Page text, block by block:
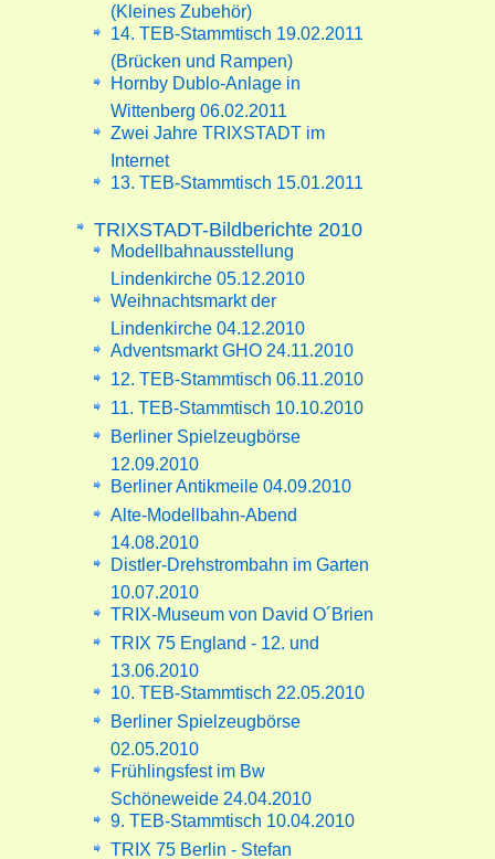
(Kleines Zubehör)
14. TEB-Stammtisch 19.02.2011
(Brücken und Rampen)
Hornby Dublo-Anlage in
Wittenberg 06.02.2011
Zwei Jahre TRIXSTADT im
Internet
13. TEB-Stammtisch 15.01.2011
TRIXSTADT-Bildberichte 2010
Modellbahnausstellung
Lindenkirche 05.12.2010
Weihnachtsmarkt der
Lindenkirche 04.12.2010
Adventsmarkt GHO 24.11.2010
12. TEB-Stammtisch 06.11.2010
11. TEB-Stammtisch 10.10.2010
Berliner Spielzeugbörse
12.09.2010
Berliner Antikmeile 04.09.2010
Alte-Modellbahn-Abend
14.08.2010
Distler-Drehstrombahn im Garten
10.07.2010
TRIX-Museum von David O´Brien
TRIX 75 England - 12. und
13.06.2010
10. TEB-Stammtisch 22.05.2010
Berliner Spielzeugbörse
02.05.2010
Frühlingsfest im Bw
Schöneweide 24.04.2010
9. TEB-Stammtisch 10.04.2010
TRIX 75 Berlin - Stefan